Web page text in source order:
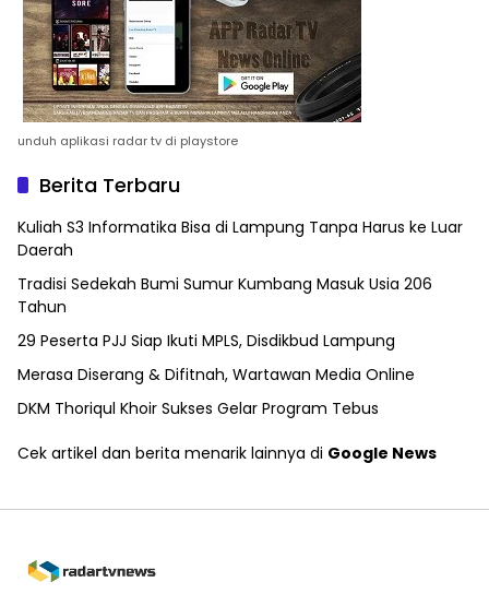
unduh aplikasi radar tv di playstore
Berita Terbaru
Kuliah S3 Informatika Bisa di Lampung Tanpa Harus ke Luar
Daerah
Tradisi Sedekah Bumi Sumur Kumbang Masuk Usia 206
Tahun
29 Peserta PJJ Siap Ikuti MPLS, Disdikbud Lampung
Merasa Diserang & Difitnah, Wartawan Media Online
DKM Thoriqul Khoir Sukses Gelar Program Tebus
Cek artikel dan berita menarik lainnya di Google News